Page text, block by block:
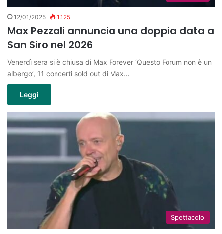
12/01/2025 1.125
Max Pezzali annuncia una doppia data a
San Siro nel 2026
Venerdì sera si è chiusa di Max Forever ‘Questo Forum non è un
albergo’, 11 concerti sold out di Max…
Leggi
Spettacolo